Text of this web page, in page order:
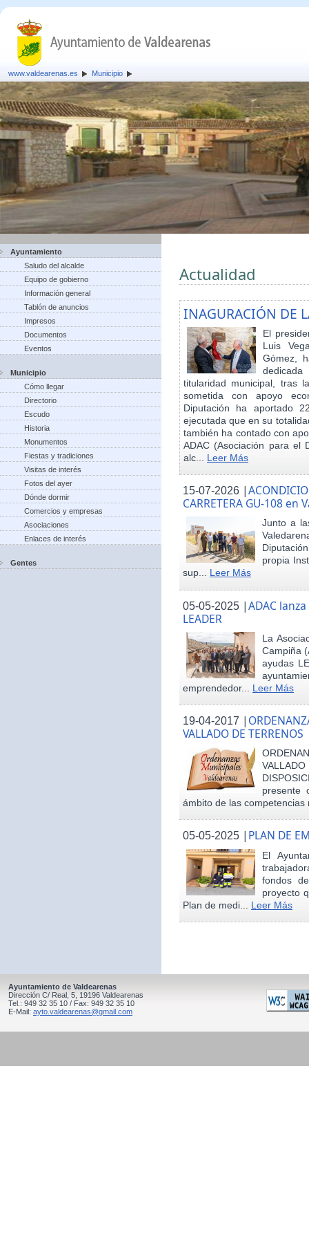
www.valdearenas.es Municipio
Ayuntamiento
Saludo del alcalde
Equipo de gobierno
Información general
Tablón de anuncios
Impresos
Documentos
Eventos
Municipio
Cómo llegar
Directorio
Escudo
Historia
Monumentos
Fiestas y tradiciones
Visitas de interés
Fotos del ayer
Dónde dormir
Comercios y empresas
Asociaciones
Enlaces de interés
Gentes
Actualidad
INAGURACIÓN DE
El
Luis
Gómez,
titularidad municipal, tras
sometida con apoyo
Diputación ha aportado
ejecutada que en su
también ha contado con
ADAC (Asociación para el
alc... Leer Más
15-07-2026 |
CARRETERA GU-108 en
Junto a
propia
sup... Leer Más
05-05-2025 |ADAC
LEADER
La
Campiña
ayudas
emprendedor... Leer Más
19-04-2017 |
VALLADO DE TERRENOS
presente
ámbito de las
05-05-2025 | PLAN DE
El
fondos
proyecto
Plan de medi... Leer Más
Ayuntamiento de Valdearenas
Dirección C/ Real, 5, 19196 Valdearenas
Tel.: 949 32 35 10 / Fax: 949 32 35 10
E-Mail: ayto.valdearenas@gmail.com